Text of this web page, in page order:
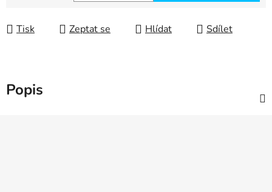
Tisk Zeptat se Hlídat Sdílet
Popis